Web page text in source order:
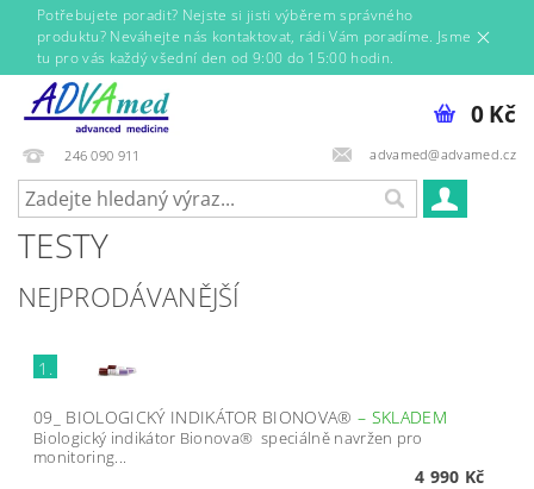
Potřebujete poradit? Nejste si jisti výběrem správného
produktu? Neváhejte nás kontaktovat, rádi Vám poradíme. Jsme
tu pro vás každý všední den od 9:00 do 15:00 hodin.
246 090 911 advamed@advamed.cz
0 Kč
TESTY
NEJPRODÁVANĚJŠÍ
1.
09_ BIOLOGICKÝ INDIKÁTOR BIONOVA®– SKLADEM
Biologický indikátor Bionova® speciálně navržen pro
monitoring...
4 990 Kč